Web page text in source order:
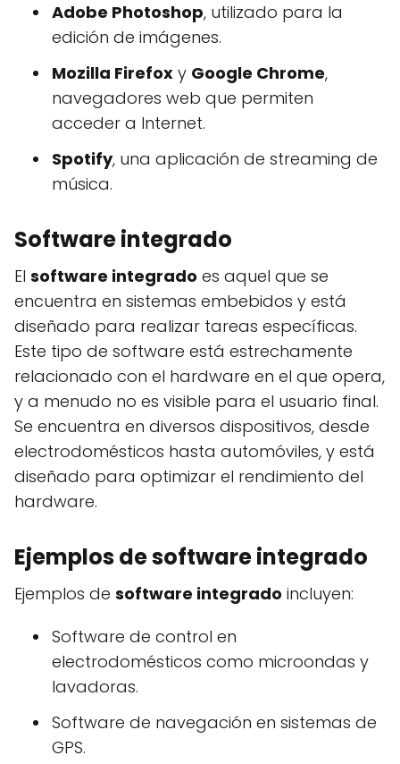
Adobe Photoshop, utilizado para la
edición de imágenes.
Mozilla Firefox y Google Chrome,
navegadores web que permiten
acceder a Internet.
Spotify, una aplicación de streaming de
música.
Software integrado
El software integrado es aquel que se
encuentra en sistemas embebidos y está
diseñado para realizar tareas específicas.
Este tipo de software está estrechamente
relacionado con el hardware en el que opera,
y a menudo no es visible para el usuario final.
Se encuentra en diversos dispositivos, desde
electrodomésticos hasta automóviles, y está
diseñado para optimizar el rendimiento del
hardware.
Ejemplos de software integrado
Ejemplos de software integrado incluyen:
Software de control en
electrodomésticos como microondas y
lavadoras.
Software de navegación en sistemas de
GPS.